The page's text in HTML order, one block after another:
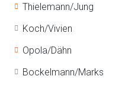
Thielemann/Jung
Koch/Vivien
Opola/Dähn
Bockelmann/Marks